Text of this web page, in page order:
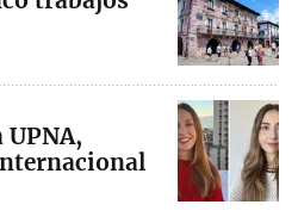
UPNA,